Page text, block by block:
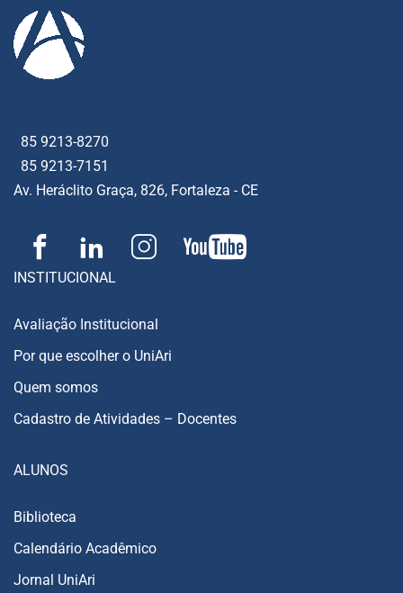
85 9213-8270
85 9213-7151
Av. Heráclito Graça, 826, Fortaleza - CE
INSTITUCIONAL
Avaliação Institucional
Por que escolher o UniAri
Quem somos
Cadastro de Atividades – Docentes
ALUNOS
Biblioteca
Calendário Acadêmico
Jornal UniAri